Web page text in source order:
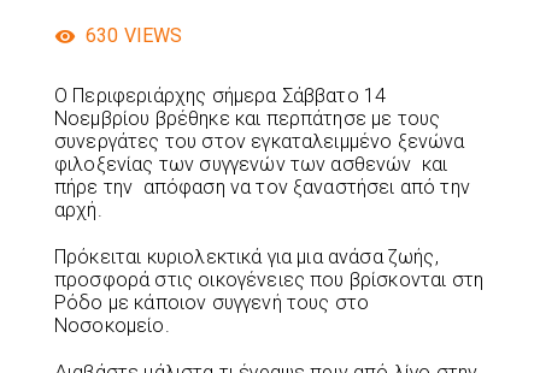
630 VIEWS
Ο Περιφεριάρχης σήμερα Σάββατο 14
Νοεμβρίου βρέθηκε και περπάτησε με τους
συνεργάτες του στον εγκαταλειμμένο ξενώνα
φιλοξενίας των συγγενών των ασθενών και
πήρε την απόφαση να τον ξαναστήσει από την
αρχή.
Πρόκειται κυριολεκτικά για μια ανάσα ζωής,
προσφορά στις οικογένειες που βρίσκονται στη
Ρόδο με κάποιον συγγενή τους στο
Νοσοκομείο.